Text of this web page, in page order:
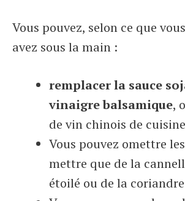
Vous pouvez, selon ce que
avez sous la main :
remplacer la sauce
vinaigre balsamique,
de vin chinois de
Vous pouvez omettre
mettre que de la
étoilé ou de la